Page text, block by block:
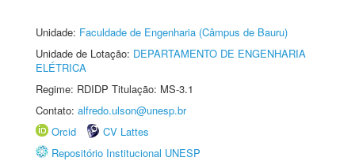
Unidade: Faculdade de Engenharia (Câmpus de Bauru)
Unidade de Lotação: DEPARTAMENTO DE ENGENHARIA
ELÉTRICA
Regime: RDIDP Titulação: MS-3.1
Contato: alfredo.ulson@unesp.br
Orcid
CV Lattes
Repositório Institucional UNESP